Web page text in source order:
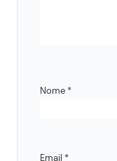
Nome *
Email *